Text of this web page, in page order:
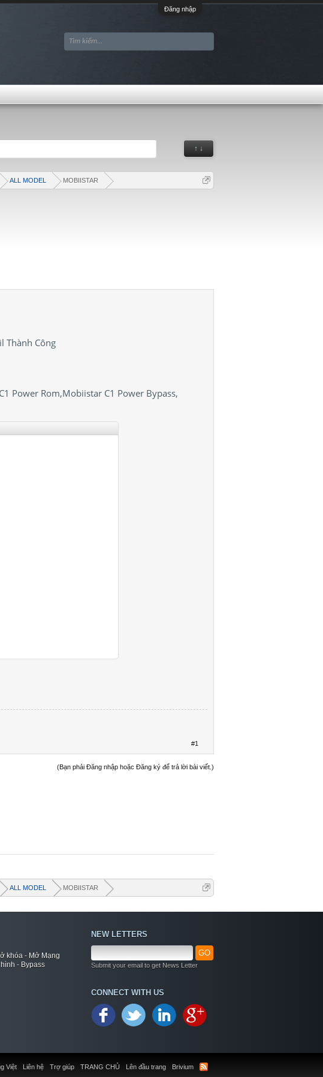
Đăng nhập
↑ ↓
ALL MODEL MOBIISTAR
+ Chào mừng bạn đến với diễn đàn thông tin
dịch vụ Việt Nam
+ Chúng tôi có tất cả các dịch vụ Online từ xa
mềm miễn phí
Thành Công
Power Rom,Mobiistar C1 Power Bypass,
#1
(Bạn phải Đăng nhập hoặc Đăng ký để trả lời bài viết.)
ALL MODEL MOBIISTAR
khóa - Mở Mạng
- Bypass
NEW LETTERS
GO
Submit your email to get News Letter
CONNECT WITH US
Liên hệ Trợ giúp TRANG CHỦ Lên đầu trang Brivium
Việt